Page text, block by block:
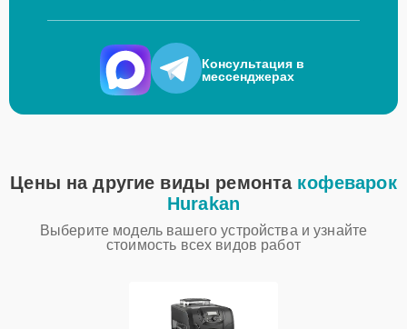
Консультация в
мессенджерах
Цены на другие виды ремонта кофеварок
Hurakan
Выберите модель вашего устройства и узнайте
стоимость всех видов работ